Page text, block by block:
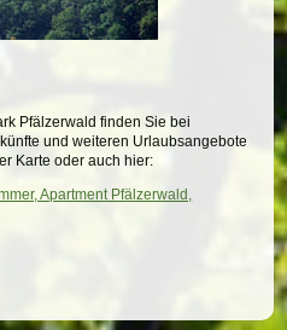
Pfälzerwald finden Sie bei
und weiteren Urlaubsangebote
Karte oder auch hier:
Apartment Pfälzerwald,